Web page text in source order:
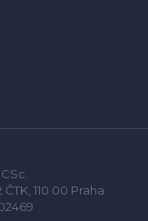
110 00 Praha